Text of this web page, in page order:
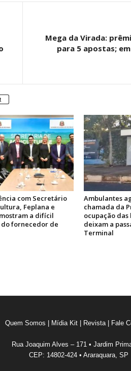
Mega da Virada:
para 5 apostas;
com Secretário
Feplana e
a difícil
fornecedor de
Ambulantes
chamada da
ocupação das
deixam a
Terminal
Quem Somos | Mídia Kit | Revista | Fale
Rua Joaquim Alves – 171 • Jardim
CEP: 14802-424 • Araraquara, SP